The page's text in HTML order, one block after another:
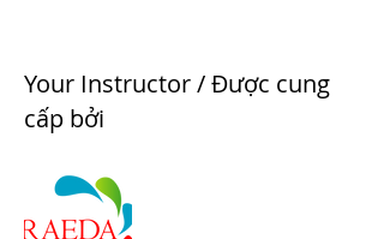
Your Instructor / Được cung
cấp bởi